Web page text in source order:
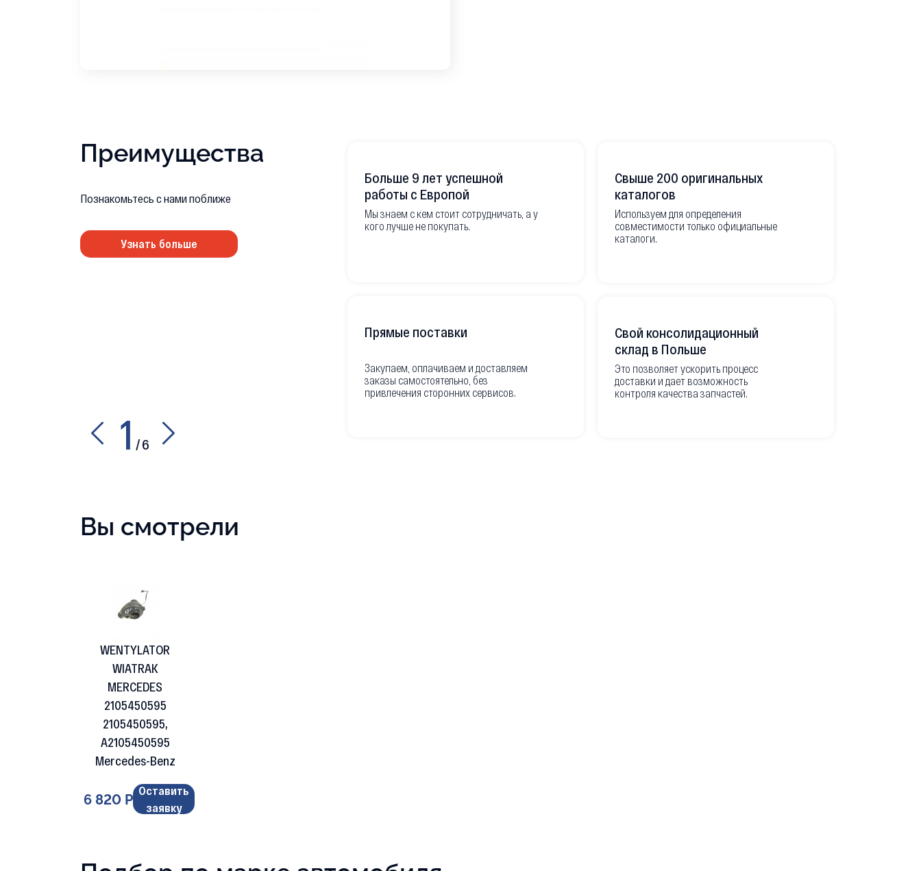
Преимущества
Познакомьтесь с нами поближе
Узнать больше
1 /6
Больше 9 лет успешной
работы с Европой
Мы знаем с кем стоит сотрудничать, а у
кого лучше не покупать.
Прямые поставки
Закупаем, оплачиваем и доставляем
заказы самостоятельно, без
привлечения сторонних сервисов.
Свыше 200 оригинальных
каталогов
Используем для определения
совместимости только официальные
каталоги.
Свой консолидационный
склад в Польше
Это позволяет ускорить процесс
доставки и дает возможность
контроля качества запчастей.
Вы смотрели
WENTYLATOR
WIATRAK
MERCEDES
2105450595
2105450595,
A2105450595
Mercedes-Benz
6 820 Р
Оставить
заявку